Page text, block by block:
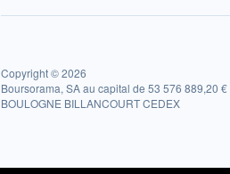
Copyright © 2026
Boursorama, SA au capital de 53 576 889,20
BOULOGNE BILLANCOURT CEDEX